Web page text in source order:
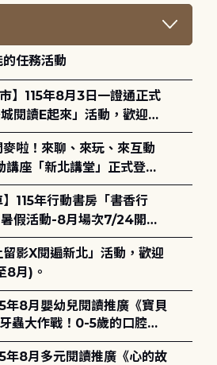
的任務活動
閱讀E起來」活動，歡迎踴
至10月4日)。
講座「新北講堂」正式登
假活動-8月場次7/24開始
8月)。
年8月嬰幼兒閱讀推廣《寶貝
蟲大作戰！0-5歲的口腔照
年8月多元閱讀推廣《心的故